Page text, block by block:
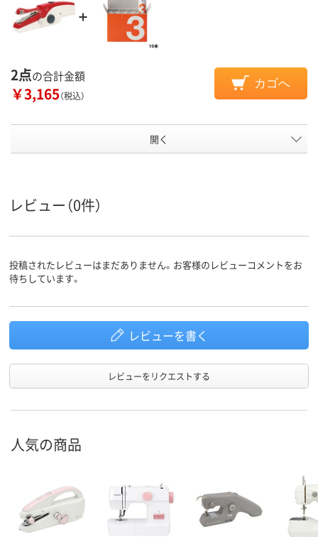
2点の合計金額
￥3,165（税込）
カゴへ
開く
レビュー（0件）
投稿されたレビューはまだありません。お客様のレビューコメントをお
待ちしています。
レビューを書く
レビューをリクエストする
人気の商品